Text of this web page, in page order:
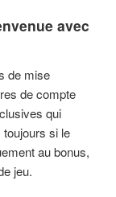
avec
de mise
de compte
qui
si le
au bonus,
jeu.